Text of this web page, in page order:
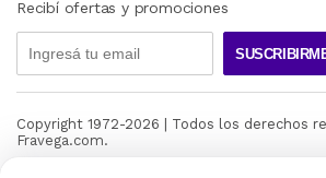
Recibí ofertas y promociones
Copyright 1972-2026 | Todos los derechos
Fravega.com.